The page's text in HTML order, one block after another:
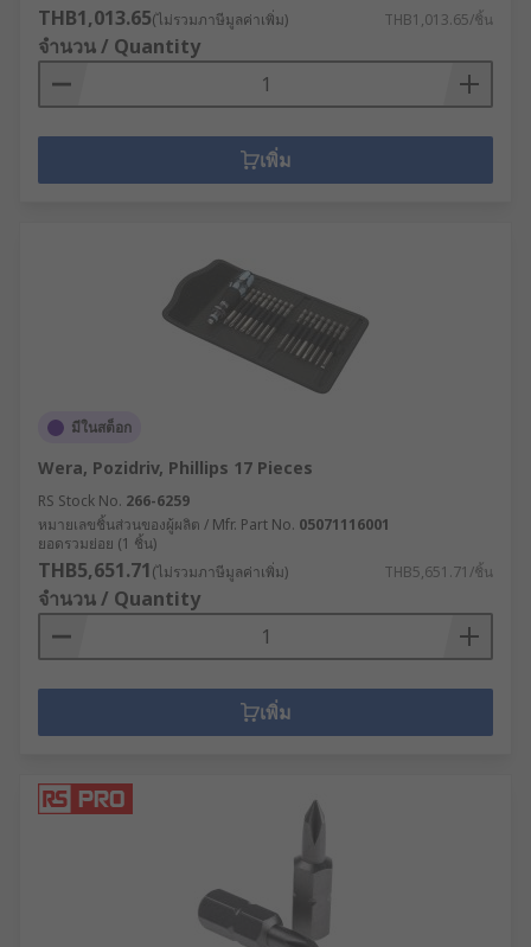
THB1,013.65(ไม่รวมภาษีมูลค่าเพิ่ม) THB1,013.65/ชิ้น
จำนวน / Quantity
เพิ่ม
มีในสต็อก
Wera, Pozidriv, Phillips 17 Pieces
RS Stock No. 266-6259
หมายเลขชิ้นส่วนของผู้ผลิต / Mfr. Part No. 05071116001
ยอดรวมย่อย (1 ชิ้น)
THB5,651.71(ไม่รวมภาษีมูลค่าเพิ่ม) THB5,651.71/ชิ้น
จำนวน / Quantity
เพิ่ม